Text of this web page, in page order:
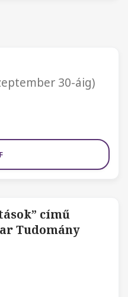
30-áig)
című
Tudomány